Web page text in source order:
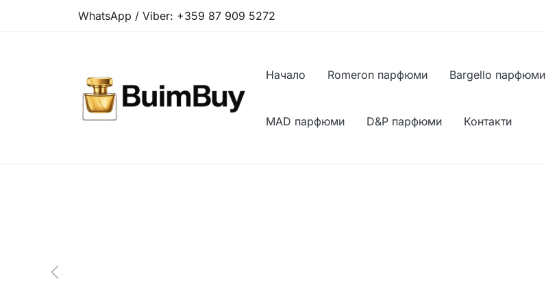
WhatsApp / Viber: +359 87 909 5272
Начало Romeron парфюми Bargello парфюми
MAD парфюми D&P парфюми Контакти